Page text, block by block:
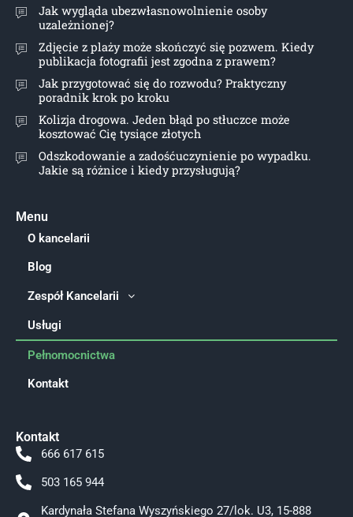
Jak wygląda ubezwłasnowolnienie osoby
uzależnionej?
Zdjęcie z plaży może skończyć się pozwem. Kiedy
publikacja fotografii jest zgodna z prawem?
Jak przygotować się do rozwodu? Praktyczny
poradnik krok po kroku
Kolizja drogowa. Jeden błąd po stłuczce może
kosztować Cię tysiące złotych
Odszkodowanie a zadośćuczynienie po wypadku.
Jakie są różnice i kiedy przysługują?
Menu
O kancelarii
Blog
Zespół Kancelarii
Usługi
Pełnomocnictwa
Kontakt
Kontakt
666 617 615
503 165 944
Kardynała Stefana Wyszyńskiego 27/lok. U3, 15-888